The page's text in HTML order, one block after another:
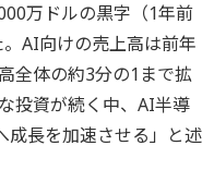
万ドルの黒字（1年前
AI向けの売上高は前年
全体の約3分の1まで拡
投資が続く中、AI半導
成長を加速させる」と述